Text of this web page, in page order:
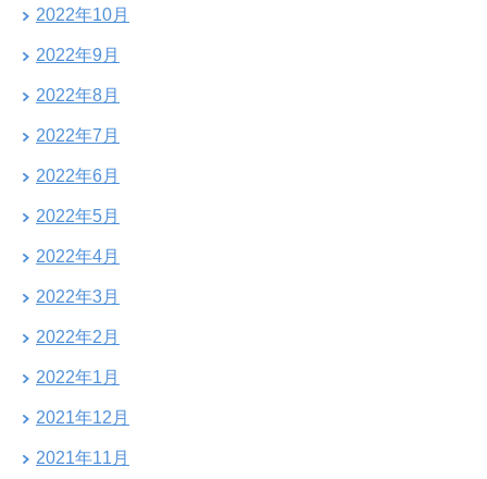
2022年10月
2022年9月
2022年8月
2022年7月
2022年6月
2022年5月
2022年4月
2022年3月
2022年2月
2022年1月
2021年12月
2021年11月